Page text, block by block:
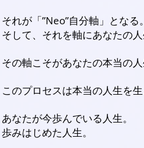
それが「”Neo”自分軸」となる。
そして、それを軸にあなたの人
その軸こそがあなたの本当の人
このプロセスは本当の人生を
あなたが今歩んでいる人生。
歩みはじめた人生。